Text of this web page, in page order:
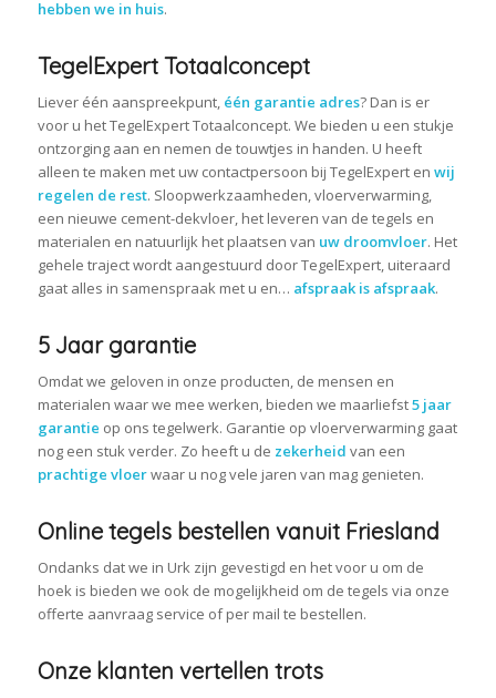
hebben we in huis.
TegelExpert Totaalconcept
Liever één aanspreekpunt, één garantie adres? Dan is er
voor u het TegelExpert Totaalconcept. We bieden u een stukje
ontzorging aan en nemen de touwtjes in handen. U heeft
alleen te maken met uw contactpersoon bij TegelExpert en wij
regelen de rest. Sloopwerkzaamheden, vloerverwarming,
een nieuwe cement-dekvloer, het leveren van de tegels en
materialen en natuurlijk het plaatsen van uw droomvloer. Het
gehele traject wordt aangestuurd door TegelExpert, uiteraard
gaat alles in samenspraak met u en… afspraak is afspraak.
5 Jaar garantie
Omdat we geloven in onze producten, de mensen en
materialen waar we mee werken, bieden we maarliefst5 jaar
garantie op ons tegelwerk. Garantie op vloerverwarming gaat
nog een stuk verder. Zo heeft u de zekerheid van een
prachtige vloerwaar u nog vele jaren van mag genieten.
Online tegels bestellen vanuit Friesland
Ondanks dat we in Urk zijn gevestigd en het voor u om de
hoek is bieden we ook de mogelijkheid om de tegels via onze
offerte aanvraag service of per mail te bestellen.
Onze klanten vertellen trots